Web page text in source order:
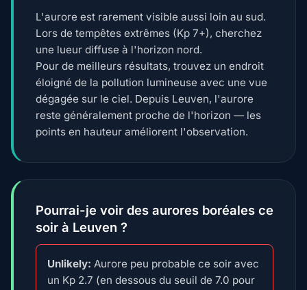
L'aurore est rarement visible aussi loin au sud.
Lors de tempêtes extrêmes (Kp 7+), cherchez
une lueur diffuse à l'horizon nord.
Pour de meilleurs résultats, trouvez un endroit
éloigné de la pollution lumineuse avec une vue
dégagée sur le ciel. Depuis Leuven, l'aurore
reste généralement proche de l'horizon — les
points en hauteur améliorent l'observation.
Pourrai-je voir des aurores boréales ce
soir à Leuven ?
Unlikely: Aurore peu probable ce soir avec
un Kp 2.7 (en dessous du seuil de 7.0 pour